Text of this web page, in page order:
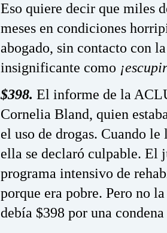
Eso quiere decir que miles
meses en condiciones
abogado, sin contacto con
insignificante como
$398. El informe de la
Cornelia Bland, quien
el uso de drogas. Cuando
ella se declaró culpable. El
programa intensivo de
porque era pobre. Pero no
debía $398 por una